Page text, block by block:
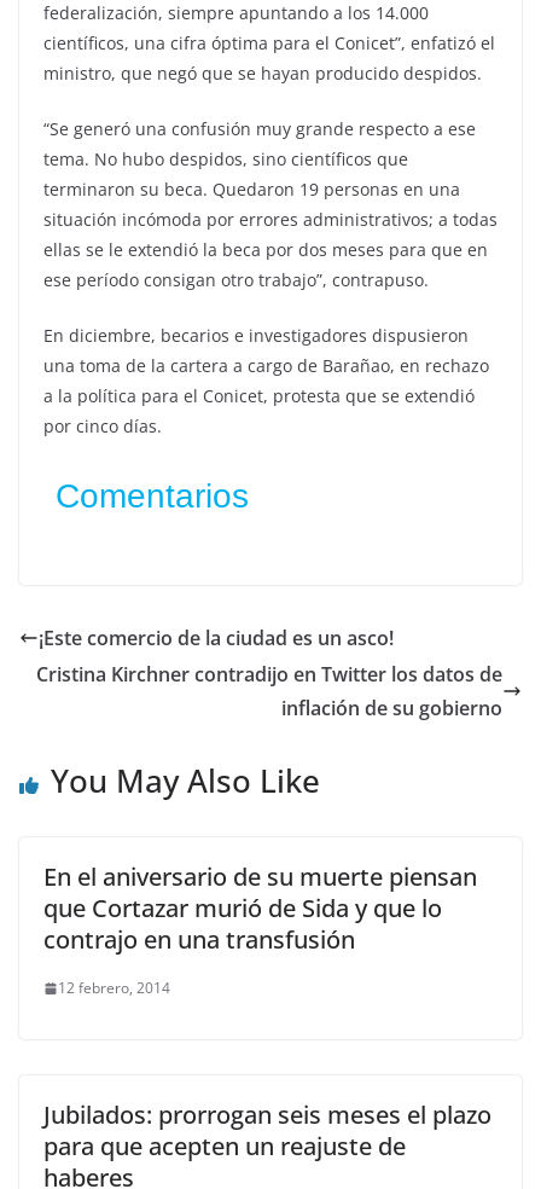
federalización, siempre apuntando a los 14.000
científicos, una cifra óptima para el Conicet”, enfatizó el
ministro, que negó que se hayan producido despidos.
“Se generó una confusión muy grande respecto a ese
tema. No hubo despidos, sino científicos que
terminaron su beca. Quedaron 19 personas en una
situación incómoda por errores administrativos; a todas
ellas se le extendió la beca por dos meses para que en
ese período consigan otro trabajo”, contrapuso.
En diciembre, becarios e investigadores dispusieron
una toma de la cartera a cargo de Barañao, en rechazo
a la política para el Conicet, protesta que se extendió
por cinco días.
Comentarios
¡Este comercio de la ciudad es un asco!
Cristina Kirchner contradijo en Twitter los datos de
inflación de su gobierno
You May Also Like
En el aniversario de su muerte piensan
que Cortazar murió de Sida y que lo
contrajo en una transfusión
12 febrero, 2014
Jubilados: prorrogan seis meses el plazo
para que acepten un reajuste de
haberes